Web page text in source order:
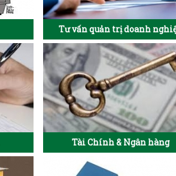
Tư vấn quản trị doanh
Tài Chính & Ngân hàng